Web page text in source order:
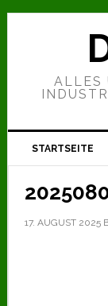
Zur
Hauptnavigation
Zum
Zur
ALLES
STARTSEITE
17. AUGUST 2025